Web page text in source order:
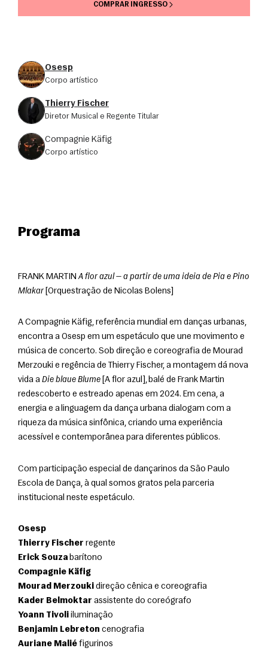
Osesp
corpo artístico
Thierry Fischer
Diretor Musical e Regente Titular
Compagnie Käfig
corpo artístico
COMPRAR INGRESSO
Programa
FRANK MARTIN A flor azul — a partir de uma ideia de Pia e Pino
Mlakar [Orquestração de Nicolas Bolens]
A Compagnie Käfig, referência mundial em danças urbanas,
encontra a Osesp em um espetáculo que une movimento e
música de concerto. Sob direção e coreografia de Mourad
Merzouki e regência de Thierry Fischer, a montagem dá nova
vida a Die blaue Blume [A flor azul], balé de Frank Martin
redescoberto e estreado apenas em 2024. Em cena, a
energia e a linguagem da dança urbana dialogam com a
riqueza da música sinfônica, criando uma experiência
acessível e contemporânea para diferentes públicos.
Com participação especial de dançarinos da São Paulo
Escola de Dança, à qual somos gratos pela parceria
institucional neste espetáculo.
Osesp
Thierry Fischer regente
Erick Souza barítono
Compagnie Käfig
Mourad Merzouki direção cênica e coreografia
Kader Belmoktar assistente do coreógrafo
Yoann Tivoli iluminação
Benjamin Lebreton cenografia
Auriane Malié figurinos